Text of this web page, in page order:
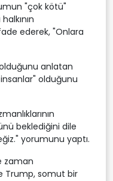
"çok kötü"
ederek, "Onlara
olduğunu anlatan
insanlar" olduğunu
beklediğini dile
yorumunu yaptı.
zaman
Trump, somut bir